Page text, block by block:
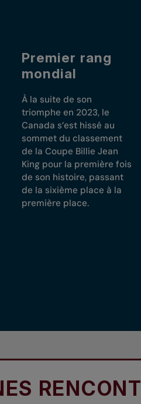
Premier rang
mondial
À la suite de son
triomphe en 2023, le
Canada s’est hissé au
sommet du classement
de la Coupe Billie Jean
King pour la première fois
de son histoire, passant
de la sixième place à la
première place.